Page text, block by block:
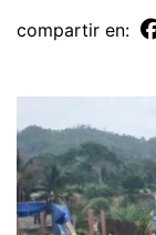
compartir en: